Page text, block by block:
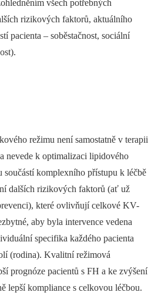
všech potřebných
rizikových faktorů, aktuálního
pacienta –⁠ soběstačnost, sociální
režimu není samostatně v terapii
nevede k optimalizaci lipidového
součástí komplexního přístupu k léčbě
dalších rizikových faktorů (ať už
které ovlivňují celkové KV-
aby byla intervence vedena
specifika každého pacienta
(rodina). Kvalitní režimová
prognóze pacientů s FH a ke zvýšení
lepší kompliance s celkovou léčbou.